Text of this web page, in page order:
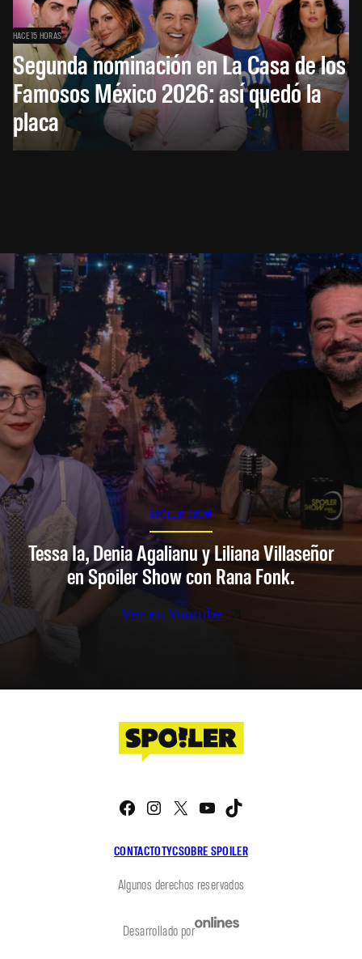
HACE 15 HORAS
Segunda nominación en La Casa de los
Famosos México 2026: así quedó la
placa
SPOILER SHOW
Tessa Ia, Denia Agalianu y Liliana Villaseñor
en Spoiler Show con Rana Fonk.
Ver en Youtube
CONTACTOTYCSOBRE SPOILER
Facebook
Instagram
X YouTube
Algunos derechos reservados
Desarrollado por